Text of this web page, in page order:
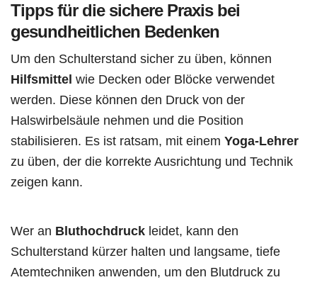
Tipps für die sichere Praxis bei
gesundheitlichen Bedenken
Um den Schulterstand sicher zu üben, können
Hilfsmittel wie Decken oder Blöcke verwendet
werden. Diese können den Druck von der
Halswirbelsäule nehmen und die Position
stabilisieren. Es ist ratsam, mit einem Yoga-Lehrer
zu üben, der die korrekte Ausrichtung und Technik
zeigen kann.
Wer an Bluthochdruck leidet, kann den
Schulterstand kürzer halten und langsame, tiefe
Atemtechniken anwenden, um den Blutdruck zu